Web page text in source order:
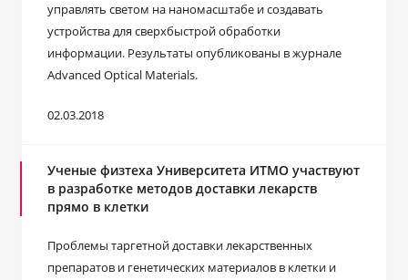
управлять светом на наномасштабе и создавать
устройства для сверхбыстрой обработки
информации. Результаты опубликованы в журнале
Advanced Optical Materials.
02.03.2018
Ученые физтеха Университета ИТМО участвуют
в разработке методов доставки лекарств
прямо в клетки
Проблемы таргетной доставки лекарственных
препаратов и генетических материалов в клетки и